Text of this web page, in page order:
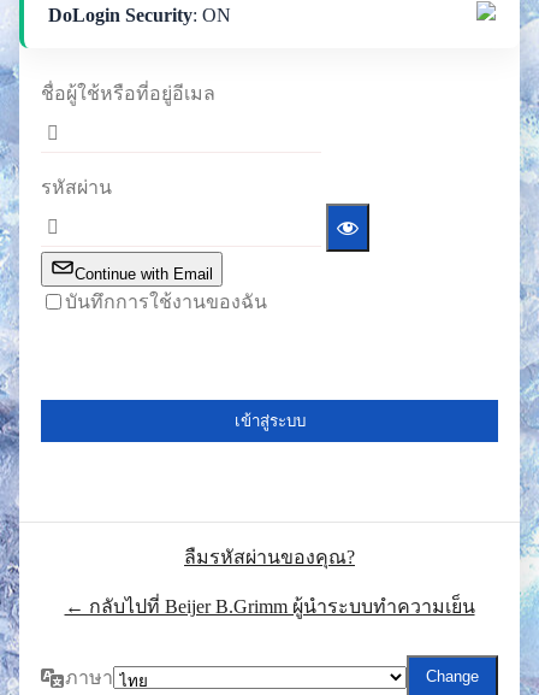
DoLogin Security: ON
ชื่อผู้ใช้หรือที่อยู่อีเมล
รหัสผ่าน
Continue with Email
บันทึกการใช้งานของฉัน
ลืมรหัสผ่านของคุณ?
← กลับไปที่ Beijer B.Grimm ผู้นำระบบทำความเย็น
ภาษา